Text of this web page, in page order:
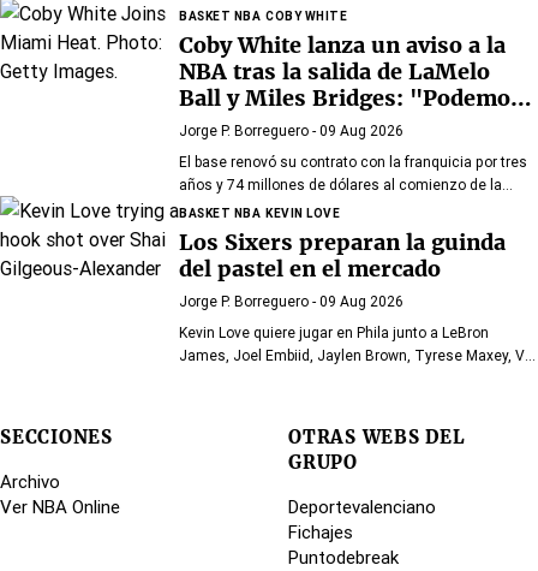
Giannis Antetokounmpo a Miami, tiene clara su
prioridad
BASKET NBA COBY WHITE
Coby White lanza un aviso a la
NBA tras la salida de LaMelo
Ball y Miles Bridges: "Podemos
sorprender a mucha gente"
Jorge P. Borreguero - 09 Aug 2026
El base renovó su contrato con la franquicia por tres
años y 74 millones de dólares al comienzo de la
pretemporada y afronta el nuevo curso con confianza
BASKET NBA KEVIN LOVE
Los Sixers preparan la guinda
del pastel en el mercado
Jorge P. Borreguero - 09 Aug 2026
Kevin Love quiere jugar en Phila junto a LeBron
James, Joel Embiid, Jaylen Brown, Tyrese Maxey, VJ
SECCIONES
Archivo
Ver NBA Online
OTRAS WEBS DEL
GRUPO
Deportevalenciano
Fichajes
Puntodebreak